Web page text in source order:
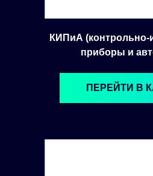
КИПиА
приборы и
ПЕРЕЙТИ В